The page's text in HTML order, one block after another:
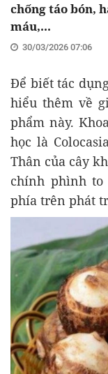
chống táo bón,
máu,...
30/03/2026 07:06
Để biết tác
hiểu thêm về
phẩm này.
học là
Thân của cây
chính phình
phía trên phát